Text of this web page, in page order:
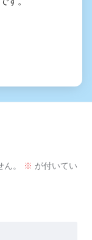
。 ※ が付いてい